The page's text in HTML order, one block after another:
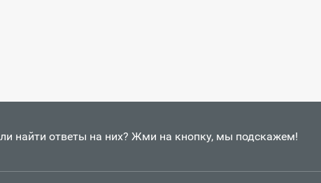
найти ответы на них? Жми на кнопку, мы подскажем!